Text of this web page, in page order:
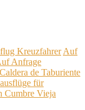
Kreuzfahrer Auf
Anfrage
de Taburiente
für
Cumbre Vieja